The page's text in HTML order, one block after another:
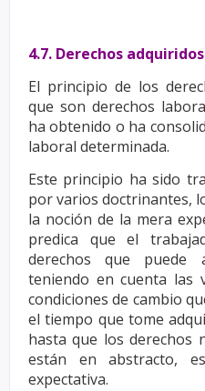
4.7. Derechos adquiridos
El principio de los
que son derechos
haobtenido o ha
laboral determinada.
Este principio ha sido
por varios doctrinantes,
la noción de la mera
predica que el
derechosque puede
teniendo en cuenta las
condiciones de cambio
el tiempo que tome
hasta que los derechos
están en abstracto,
expectativa.